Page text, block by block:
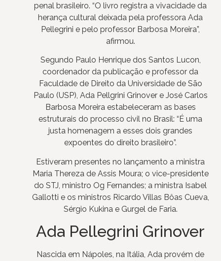
penal brasileiro. “O livro registra a vivacidade da
herança cultural deixada pela professora Ada
Pellegrini e pelo professor Barbosa Moreira”,
afirmou.
Segundo Paulo Henrique dos Santos Lucon,
coordenador da publicação e professor da
Faculdade de Direito da Universidade de São
Paulo (USP), Ada Pellgrini Grinover e José Carlos
Barbosa Moreira estabeleceram as bases
estruturais do processo civil no Brasil: “É uma
justa homenagem a esses dois grandes
expoentes do direito brasileiro”.
Estiveram presentes no lançamento a ministra
Maria Thereza de Assis Moura; o vice-presidente
do STJ, ministro Og Fernandes; a ministra Isabel
Gallotti e os ministros Ricardo Villas Bôas Cueva,
Sérgio Kukina e Gurgel de Faria.
Ada Pellegrini Grinover
Nascida em Nápoles, na Itália, Ada provém de